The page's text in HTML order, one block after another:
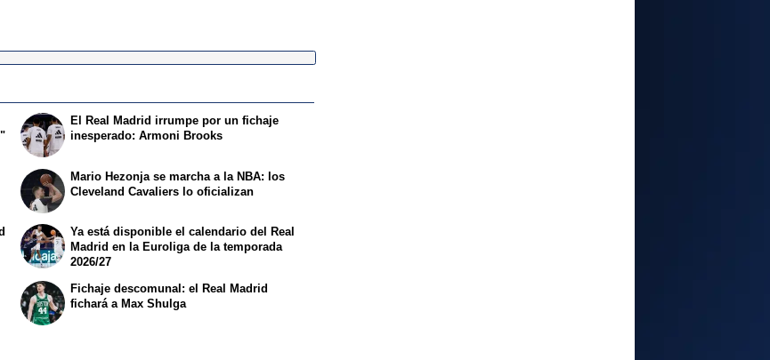
El Real Madrid irrumpe por un fichaje
inesperado: Armoni Brooks
Mario Hezonja se marcha a la NBA: los
Cleveland Cavaliers lo oficializan
Ya está disponible el calendario del Real
Madrid en la Euroliga de la temporada
2026/27
Fichaje descomunal: el Real Madrid
fichará a Max Shulga